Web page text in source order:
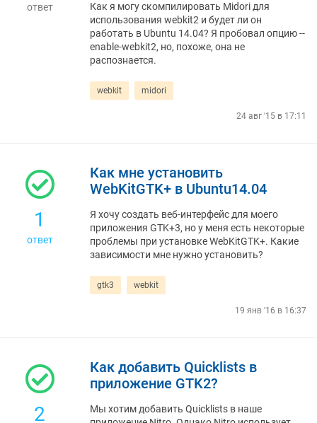
ответ
Как я могу скомпилировать Midori для
использования webkit2 и будет ли он
работать в Ubuntu 14.04? Я пробовал опцию --
enable-webkit2, но, похоже, она не
распознается.
webkit midori
24 авг '15 в 17:11
1
ответ
Как мне установить
WebKitGTK+ в Ubuntu14.04
Я хочу создать веб-интерфейс для моего
приложения GTK+3, но у меня есть некоторые
проблемы при установке WebKitGTK+. Какие
зависимости мне нужно установить?
gtk3 webkit
19 янв '16 в 16:37
2
Как добавить Quicklists в
приложение GTK2?
Мы хотим добавить Quicklists в наше